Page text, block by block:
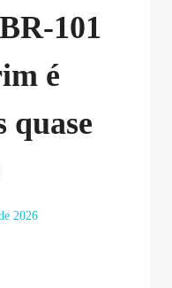
101
é
quase
2026